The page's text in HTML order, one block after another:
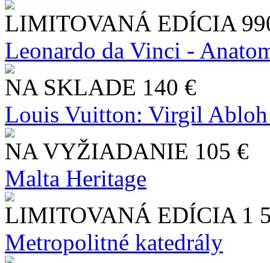
LIMITOVANÁ EDÍCIA
Leonardo da Vinci -
NA SKLADE 140 €
Louis Vuitton: Virgil
NA VYŽIADANIE 105 €
Malta Heritage
LIMITOVANÁ EDÍCIA 1
Metropolitné katedrály